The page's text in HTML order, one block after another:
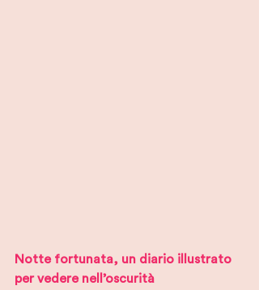
Notte fortunata, un diario illustrato
per vedere nell’oscurità